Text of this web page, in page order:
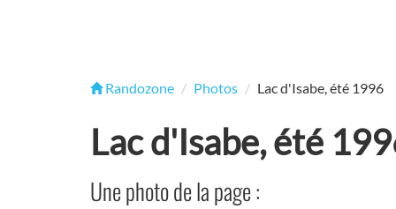
Randozone Photos Lac d'Isabe, été 1996
Lac d'Isabe, été
Une photo de la page :